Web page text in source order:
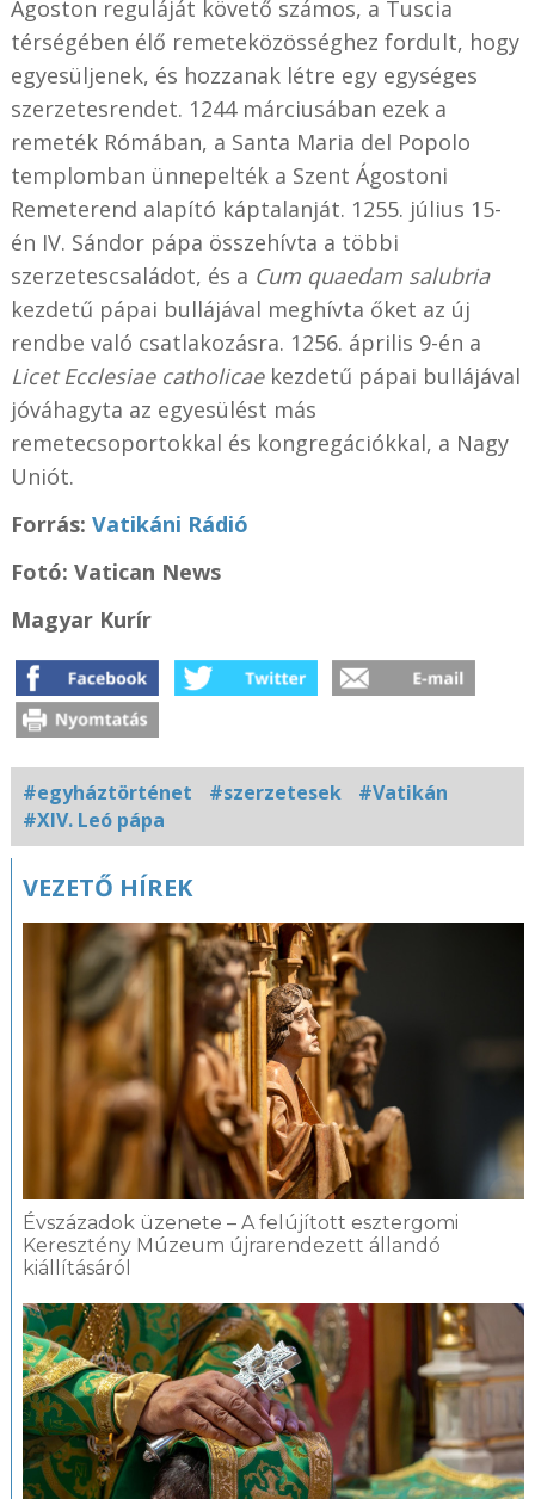
Ágoston reguláját követő számos, a Tuscia
térségében élő remeteközösséghez fordult, hogy
egyesüljenek, és hozzanak létre egy egységes
szerzetesrendet. 1244 márciusában ezek a
remeték Rómában, a Santa Maria del Popolo
templomban ünnepelték a Szent Ágostoni
Remeterend alapító káptalanját. 1255. július 15-
én IV. Sándor pápa összehívta a többi
szerzetescsaládot, és a Cum quaedam salubria
kezdetű pápai bullájával meghívta őket az új
rendbe való csatlakozásra. 1256. április 9-én a
Licet Ecclesiae catholicaekezdetű pápai bullájával
jóváhagyta az egyesülést más
remetecsoportokkal és kongregációkkal, a Nagy
Uniót.
Forrás: Vatikáni Rádió
Fotó: Vatican News
Magyar Kurír
#egyháztörténet #szerzetesek
#Vatikán
#XIV. Leó pápa
Kapcsolódó
VEZETŐ HÍREK
Évszázadok üzenete – A felújított esztergomi
Keresztény Múzeum újrarendezett állandó
kiállításáról